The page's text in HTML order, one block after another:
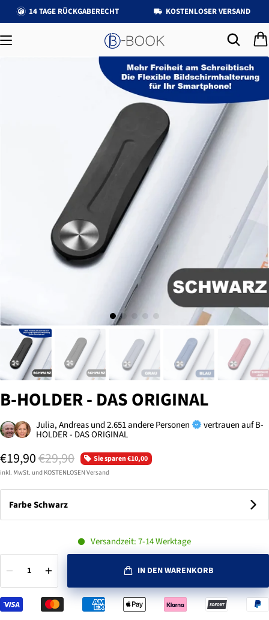
14 TAGE RÜCKGABERECHT KOSTENLOSER VERSAND
B-HOLDER - DAS ORIGINAL
Julia, Andreas und 2.651 andere Personen vertrauen auf B-
HOLDER - DAS ORIGINAL
€29,90
€19,90 Sie sparen€10,00
inkl. MwSt. und KOSTENLOSEN Versand
FarbeSchwarz
Versandzeit: 7-14 Werktage
1 IN DEN WARENKORB